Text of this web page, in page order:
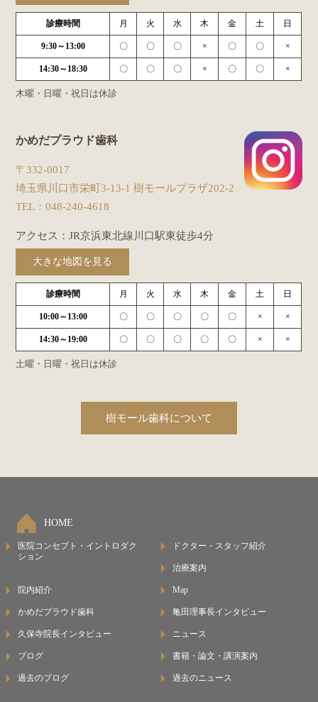
診療時間 月 火 水 木 金 土 日
9:30～13:00 〇 〇 〇 × 〇 〇 ×
14:30～18:30 〇 〇 〇 × 〇 〇 ×
木曜・日曜・祝日は休診
かめだプラウド歯科
〒332-0017
埼玉県川口市栄町3-13-1 樹モールプラザ202-2
TEL：048-240-4618
アクセス：JR京浜東北線川口駅東徒歩4分
大きな地図を見る
診療時間 月 火 水 木 金 土 日
10:00～13:00 〇 〇 〇 〇 〇 × ×
14:30～19:00 〇 〇 〇 〇 〇 × ×
土曜・日曜・祝日は休診
樹モール歯科について
HOME
医院コンセプト・イントロダク
ション
ドクター・スタッフ紹介
治療案内
院内紹介 Map
かめだプラウド歯科 亀田理事長インタビュー
久保寺院長インタビュー ニュース
ブログ 書籍・論文・講演案内
過去のブログ 過去のニュース